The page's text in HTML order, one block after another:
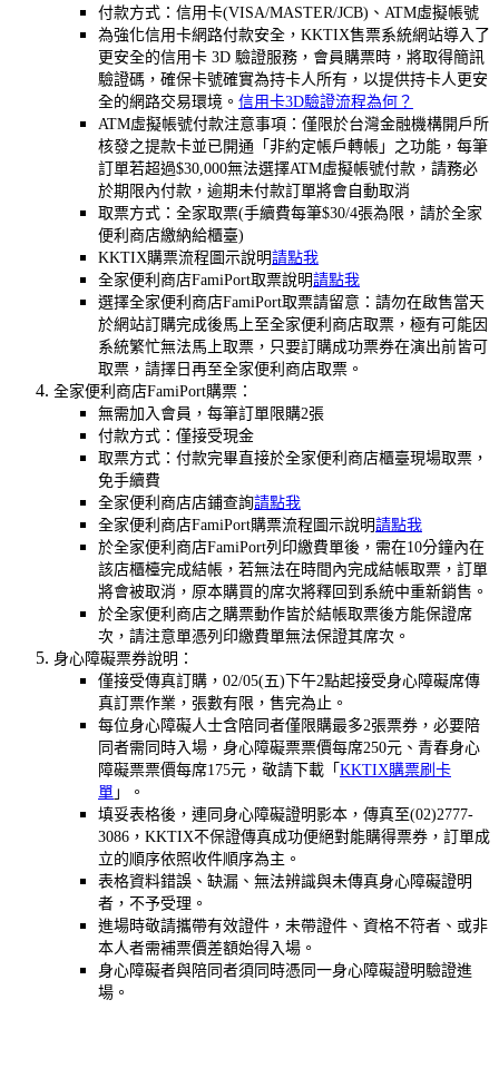
付款方式：信用卡(VISA/MASTER/JCB)、ATM虛擬帳號
為強化信用卡網路付款安全，KKTIX售票系統網站導入了
更安全的信用卡 3D 驗證服務，會員購票時，將取得簡訊
驗證碼，確保卡號確實為持卡人所有，以提供持卡人更安
全的網路交易環境。 信用卡3D驗證流程為何？
ATM虛擬帳號付款注意事項：僅限於台灣金融機構開戶所
核發之提款卡並已開通「非約定帳戶轉帳」之功能，每筆
訂單若超過$30,000無法選擇ATM虛擬帳號付款，請務必
於期限內付款，逾期未付款訂單將會自動取消
取票方式：全家取票(手續費每筆$30/4張為限，請於全家
便利商店繳納給櫃臺)
KKTIX購票流程圖示說明請點我
全家便利商店FamiPort取票說明請點我
選擇全家便利商店FamiPort取票請留意：請勿在啟售當天
於網站訂購完成後馬上至全家便利商店取票，極有可能因
系統繁忙無法馬上取票，只要訂購成功票券在演出前皆可
取票，請擇日再至全家便利商店取票。
全家便利商店FamiPort購票：
無需加入會員，每筆訂單限購2張
付款方式：僅接受現金
取票方式：付款完畢直接於全家便利商店櫃臺現場取票，
免手續費
全家便利商店店鋪查詢請點我
全家便利商店FamiPort購票流程圖示說明請點我
於全家便利商店FamiPort列印繳費單後，需在10分鐘內在
該店櫃檯完成結帳，若無法在時間內完成結帳取票，訂單
將會被取消，原本購買的席次將釋回到系統中重新銷售。
於全家便利商店之購票動作皆於結帳取票後方能保證席
次，請注意單憑列印繳費單無法保證其席次。
身心障礙票券說明：
僅接受傳真訂購，02/05(五)下午2點起接受身心障礙席傳
真訂票作業，張數有限，售完為止。
每位身心障礙人士含陪同者僅限購最多2張票券，必要陪
同者需同時入場，身心障礙票票價每席250元、青春身心
障礙票票價每席175元，敬請下載「 KKTIX購票刷卡
單 」。
填妥表格後，連同身心障礙證明影本，傳真至(02)2777-
3086，KKTIX不保證傳真成功便絕對能購得票券，訂單成
立的順序依照收件順序為主。
表格資料錯誤、缺漏、無法辨識與未傳真身心障礙證明
者，不予受理。
進場時敬請攜帶有效證件，未帶證件、資格不符者、或非
本人者需補票價差額始得入場。
身心障礙者與陪同者須同時憑同一身心障礙證明驗證進
場。